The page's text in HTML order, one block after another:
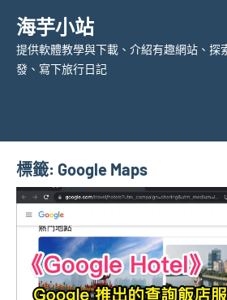
content
海芋小站
提供軟體教學與下載、介紹有趣網站、探
發、寫下旅行日記
標籤: Google Maps